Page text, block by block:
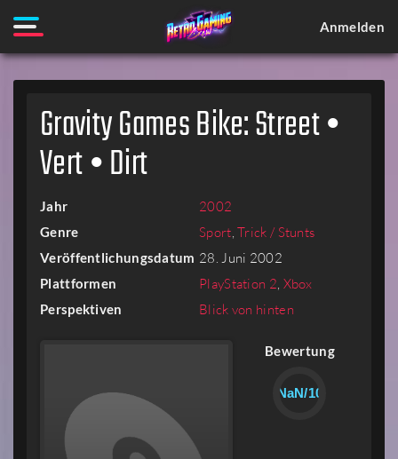
Anmelden
Gravity Games Bike: Street •
Vert • Dirt
Jahr 2002
Genre Sport,Trick / Stunts
Veröffentlichungsdatum 28. Juni 2002
Plattformen PlayStation 2, Xbox
Perspektiven Blick von hinten
Bewertung
NaN/10